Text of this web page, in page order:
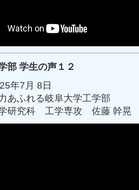
部 学生の声１２
年7月 8日
あふれる岐阜大学工学部
研究科 工学専攻 佐藤 幹晃